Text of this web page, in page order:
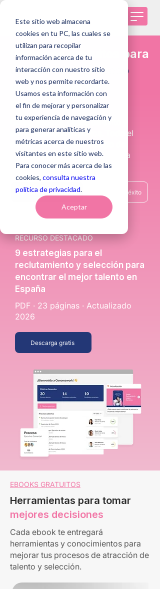
Este sitio web almacena
cookies en tu PC, las cuales se
utilizan para recopilar
información acerca de tu
interacción con nuestro sitio
web y nos permite recordarte.
Usamos esta información con
el fin de mejorar y personalizar
tu experiencia de navegación y
para generar analíticas y
métricas acerca de nuestros
visitantes en este sitio web.
Para conocer más acerca de las
cookies, consulta nuestra
política de privacidad.
Aceptar
Recursos gratuitos para
optimizar tu proceso
de selección de
personas
Guías, eBooks, casos de éxito y
entrevistas con expertos. Todo el
conocimiento que tu equipo de
recursos humanos necesita para
contratar mejor.
Ver recursos gratuitos Ver casos de éxito
RECURSO DESTACADO
9 estrategias para el
reclutamiento y selección para
encontrar el mejor talento en
España
PDF · 23 páginas · Actualizado
2026
Descarga gratis
EBOOKS GRATUITOS
Herramientas para tomar
mejores decisiones
Cada ebook te entregará
herramientas y conocimientos para
mejorar tus procesos de atracción de
talento y selección.